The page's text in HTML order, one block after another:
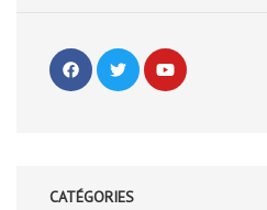
CATÉGORIES